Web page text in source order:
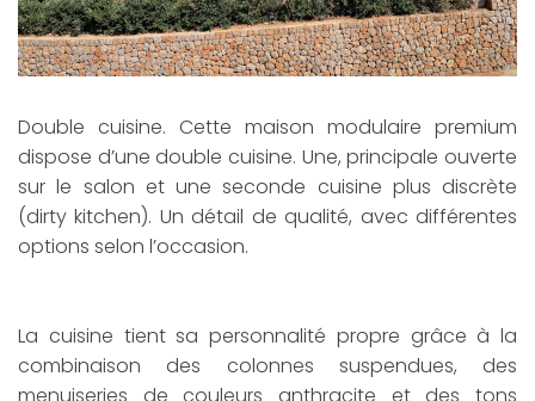
Double cuisine. Cette maison modulaire premium
dispose d’une double cuisine. Une, principale ouverte
sur le salon et une seconde cuisine plus discrète
(dirty kitchen). Un détail de qualité, avec différentes
options selon l’occasion.
La cuisine tient sa personnalité propre grâce à la
combinaison des colonnes suspendues, des